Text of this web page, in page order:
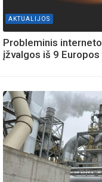
AKTUALIJOS
Probleminis
įžvalgos iš 9